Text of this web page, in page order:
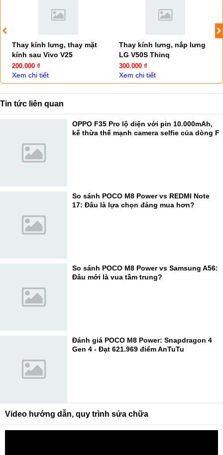
Thay kính lưng, thay mặt
kính sau Vivo V25
200.000 ₫
Xem chi tiết
Thay kính lưng, nắp lưng
LG V50S Thinq
300.000 ₫
Xem chi tiết
Tin tức liên quan
OPPO F35 Pro lộ diện với pin 10.000mAh,
kế thừa thế mạnh camera selfie của dòng F
So sánh POCO M8 Power vs REDMI Note
17: Đâu là lựa chọn đáng mua hơn?
So sánh POCO M8 Power vs Samsung A56:
Đâu mới là vua tầm trung?
Đánh giá POCO M8 Power: Snapdragon 4
Gen 4 - Đạt 621.969 điểm AnTuTu
Video hướng dẫn, quy trình sửa chữa